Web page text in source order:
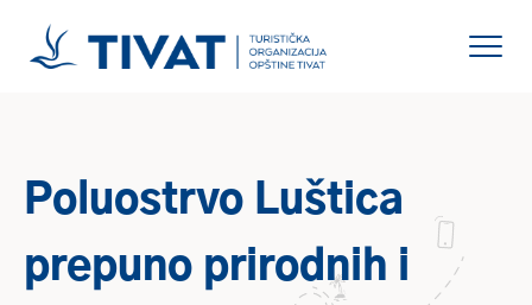
Poluostrvo Luštica
prepuno prirodnih i